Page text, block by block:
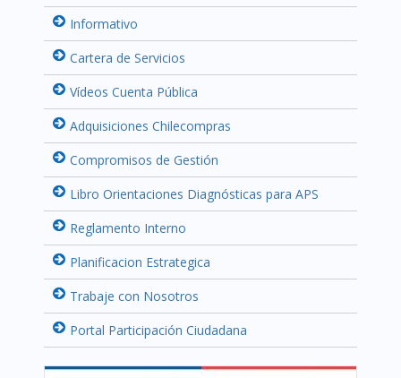
Informativo
Cartera de Servicios
Vídeos Cuenta Pública
Adquisiciones Chilecompras
Compromisos de Gestión
Libro Orientaciones Diagnósticas para APS
Reglamento Interno
Planificacion Estrategica
Trabaje con Nosotros
Portal Participación Ciudadana